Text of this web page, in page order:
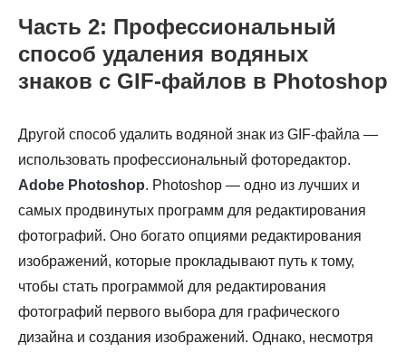
Часть 2: Профессиональный
способ удаления водяных
знаков с GIF-файлов в Photoshop
Другой способ удалить водяной знак из GIF-файла —
использовать профессиональный фоторедактор.
Adobe Photoshop. Photoshop — одно из лучших и
самых продвинутых программ для редактирования
фотографий. Оно богато опциями редактирования
изображений, которые прокладывают путь к тому,
чтобы стать программой для редактирования
фотографий первого выбора для графического
дизайна и создания изображений. Однако, несмотря